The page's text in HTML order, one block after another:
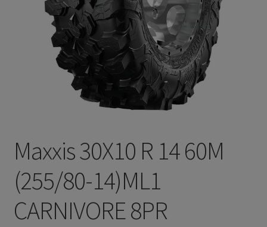
Maxxis 30X10 R 14 60M
(255/80-14)ML1
CARNIVORE 8PR